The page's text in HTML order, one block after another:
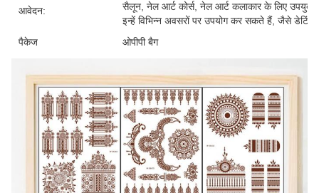
आवेदन:
सैलून, नेल आर्ट कोर्स, नेल आर्ट कलाकार के लिए उपयुक्त,
इन्हें विभिन्न अवसरों पर उपयोग कर सकते हैं, जैसे डेटिंग,
पैकेज
ओपीपी बैग